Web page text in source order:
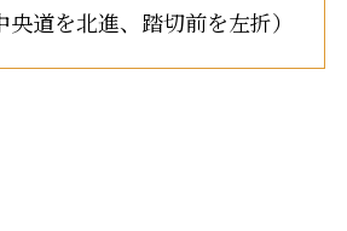
道を北進、踏切前を左折）